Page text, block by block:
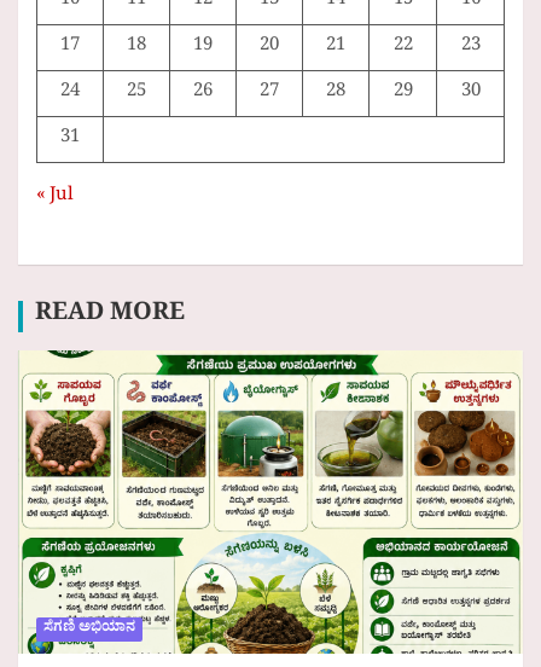
17
18 19 20 21 22
23
24
25 26 27 28 29
30
31
« Jul
READ MORE
ಸೆಗಣಿ ಅಭಿಯಾನ